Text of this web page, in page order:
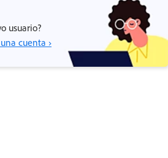
usuario?
cuenta ›